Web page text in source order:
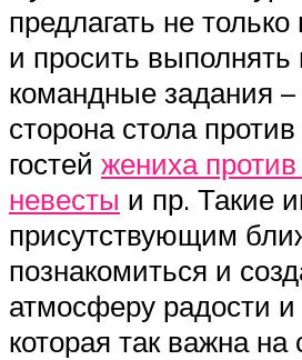
предлагать не
и просить
командные задания –
сторона стола
гостей жениха против
невесты и пр. Такие
присутствующим
познакомиться и
атмосферу радости и
которая так важна на